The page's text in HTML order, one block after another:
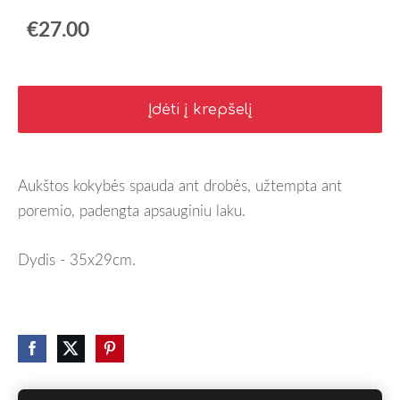
€27.00
Įdėti į krepšelį
Aukštos kokybės spauda ant drobės, užtempta ant
poremio, padengta apsauginiu laku.
Dydis - 35x29cm.